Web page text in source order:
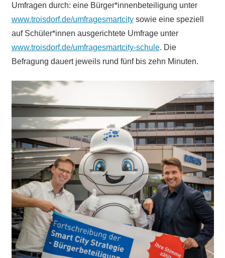
Umfragen durch: eine Bürger*innenbeteiligung unter
www.troisdorf.de/umfragesmartcitysowie eine speziell
auf Schüler*innen ausgerichtete Umfrage unter
www.troisdorf.de/umfragesmartcity-schule. Die
Befragung dauert jeweils rund fünf bis zehn Minuten.